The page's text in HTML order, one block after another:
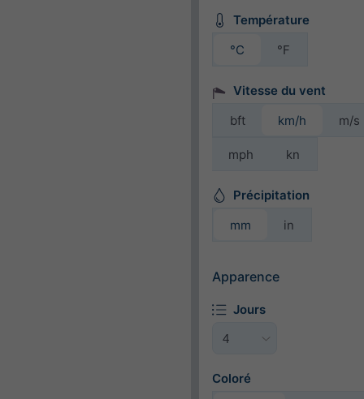
Température
°C
°F
Vitesse du vent
bft
km/h m/s
mph kn
Précipitation
mm
in
Apparence
Jours
Coloré